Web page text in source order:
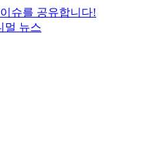
슈를 공유합니다!
멀 뉴스